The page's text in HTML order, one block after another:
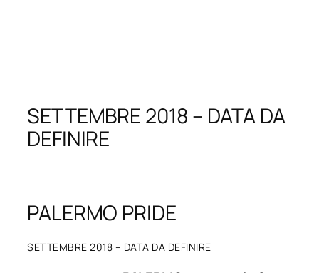
SETTEMBRE 2018 – DATA DA
DEFINIRE
PALERMO PRIDE
SETTEMBRE 2018 – DATA DA DEFINIRE